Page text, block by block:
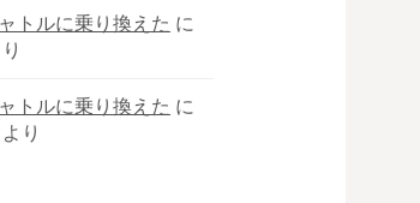
トルに乗り換えた に
トルに乗り換えた に
より